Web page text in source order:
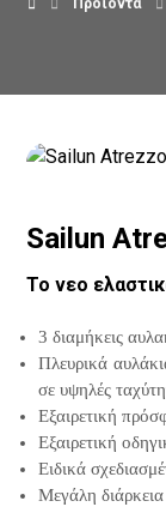
Προϊόντα
Sailun
Το νεο
3 διαμήκεις
Πλευρικά
σε υψηλές
Εξαιρετική
Εξαιρετική
Ειδικά
Μεγάλη